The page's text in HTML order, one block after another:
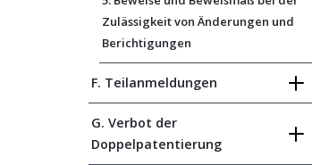
Zulässigkeit von Änderungen und
Berichtigungen
F. Teilanmeldungen
G. Verbot der
Doppelpatentierung